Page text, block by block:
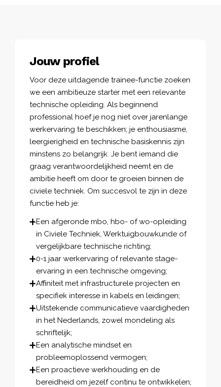
Jouw profiel
Voor deze uitdagende trainee-functie zoeken
we een ambitieuze starter met een relevante
technische opleiding. Als beginnend
professional hoef je nog niet over jarenlange
werkervaring te beschikken; je enthousiasme,
leergierigheid en technische basiskennis zijn
minstens zo belangrijk. Je bent iemand die
graag verantwoordelijkheid neemt en de
ambitie heeft om door te groeien binnen de
civiele techniek. Om succesvol te zijn in deze
functie heb je:
Een afgeronde mbo, hbo- of wo-opleiding
in Civiele Techniek, Werktuigbouwkunde of
vergelijkbare technische richting;
0-1 jaar werkervaring of relevante stage-
ervaring in een technische omgeving;
Affiniteit met infrastructurele projecten en
specifiek interesse in kabels en leidingen;
Uitstekende communicatieve vaardigheden
in het Nederlands, zowel mondeling als
schriftelijk;
Een analytische mindset en
probleemoplossend vermogen;
Een proactieve werkhouding en de
bereidheid om jezelf continu te ontwikkelen;